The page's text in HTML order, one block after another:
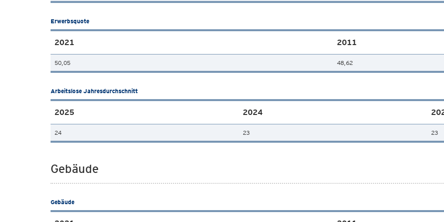
Erwerbsquote
2021 2011
50,05 48,62
Arbeitslose Jahresdurchschnitt
2025 2024
24 23 23
Gebäude
Gebäude